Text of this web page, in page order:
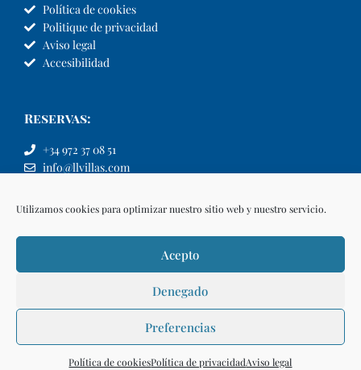
Utilizamos cookies para optimizar nuestro sitio web y nuestro servicio.
Acepto
Denegado
Preferencias
Política de cookiesPolítica de privacidadAviso legal
Política de cookies
Politique de privacidad
Aviso legal
Accesibilidad
Reservas:
+34 972 37 08 51
info@llvillas.com